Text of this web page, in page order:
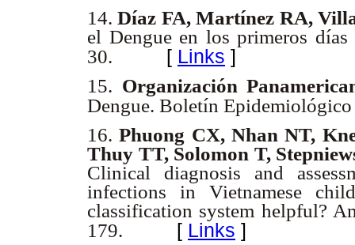
14.Díaz FA, Martínez RA,
el Dengue en los primeros
30.
[ Links ]
15. Organización
Dengue. Boletín
16.Phuong CX, Nhan NT,
Thuy TT, Solomon T,
Clinical diagnosis and
infections in Vietnamese
classification system helpful?
179.
[ Links ]